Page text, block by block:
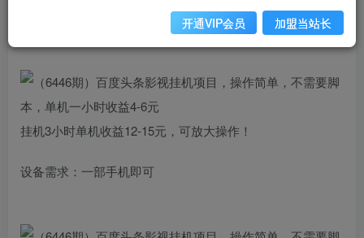
1653 187
挂机3小时单机收益12-15元，可放大操作！
设备需求：一部手机即可
开通VIP会员 加盟当站长